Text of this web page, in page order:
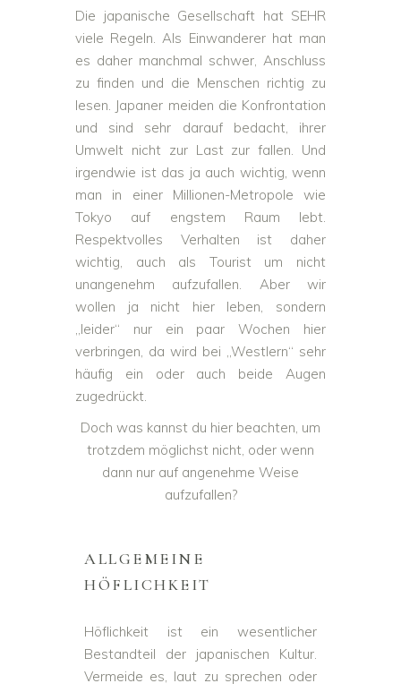
Die japanische Gesellschaft hat SEHR
viele Regeln. Als Einwanderer hat man
es daher manchmal schwer, Anschluss
zu finden und die Menschen richtig zu
lesen. Japaner meiden die Konfrontation
und sind sehr darauf bedacht, ihrer
Umwelt nicht zur Last zur fallen. Und
irgendwie ist das ja auch wichtig, wenn
man in einer Millionen-Metropole wie
Tokyo auf engstem Raum lebt.
Respektvolles Verhalten ist daher
wichtig, auch als Tourist um nicht
unangenehm aufzufallen. Aber wir
wollen ja nicht hier leben, sondern
„leider“ nur ein paar Wochen hier
verbringen, da wird bei „Westlern“ sehr
häufig ein oder auch beide Augen
zugedrückt.
Doch was kannst du hier beachten, um
trotzdem möglichst nicht, oder wenn
dann nur auf angenehme Weise
aufzufallen?
ALLGEMEINE
HÖFLICHKEIT
Höflichkeit ist ein wesentlicher
Bestandteil der japanischen Kultur.
Vermeide es, laut zu sprechen oder